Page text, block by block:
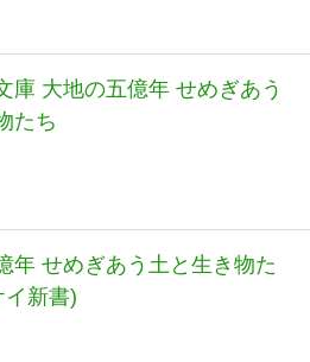
庫 大地の五億年 せめぎあう
たち
年 せめぎあう土と生き物た
イ新書)